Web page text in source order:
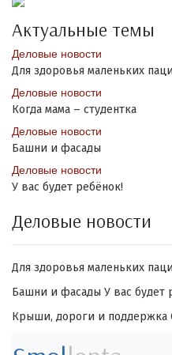
Актуальные темы
Деловые новости
Для здоровья маленьких
Деловые новости
Когда мама – студентка
Деловые новости
Башни и фасады
Деловые новости
У вас будет ребёнок!
Деловые новости
Для здоровья маленьких
Башни и фасады У вас будет
Крыши, дороги и поддержка